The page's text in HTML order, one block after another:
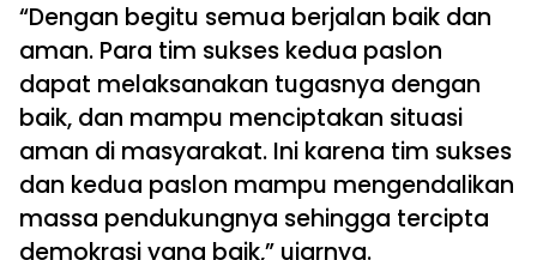
“Dengan begitu semua berjalan baik dan
aman. Para tim sukses kedua paslon
dapat melaksanakan tugasnya dengan
baik, dan mampu menciptakan situasi
aman di masyarakat. Ini karena tim sukses
dan kedua paslon mampu mengendalikan
massa pendukungnya sehingga tercipta
demokrasi yang baik,” ujarnya.